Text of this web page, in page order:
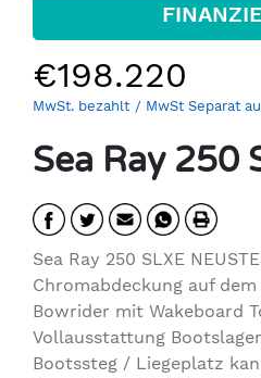
€198.220
MwSt. bezahlt / MwSt Separat
Sea Ray 250
Sea Ray 250 SLXE
Chromabdeckung auf
Bowrider mit Wakeboard
Vollausstattung
Bootssteg / Liegeplatz